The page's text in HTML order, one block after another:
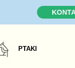
PTAKI